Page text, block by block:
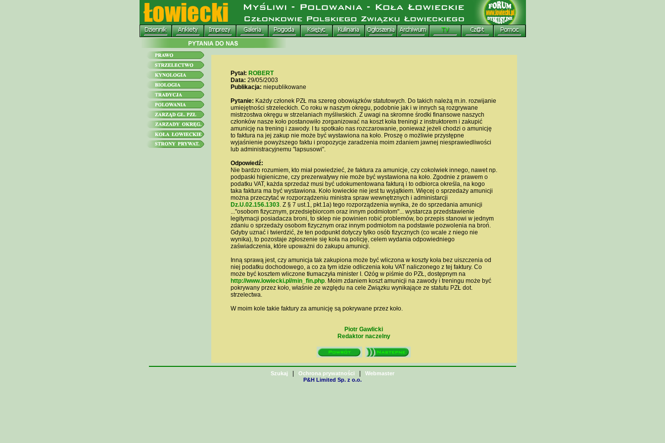
Pytał: ROBERT
Data: 29/05/2003
Publikacja: niepublikowane
Pytanie: Każdy członek PZŁ ma szereg obowiązków statutowych. Do takich należą m.in. rozwijanie
umiejętności strzeleckich. Co roku w naszym okręgu, podobnie jak i w innych są rozgrywane
mistrzostwa okręgu w strzelaniach myśliwskich. Z uwagi na skromne środki finansowe naszych
członków nasze koło postanowiło zorganizować na koszt koła treningi z instruktorem i zakupić
amunicję na trening i zawody. I tu spotkało nas rozczarowanie, ponieważ jeżeli chodzi o amunicję
to faktura na jej zakup nie może być wystawiona na koło. Proszę o możliwie przystępne
wyjaśnienie powyższego faktu i propozycje zaradzenia moim zdaniem jawnej niesprawiedliwości
lub administracyjnemu "lapsusowi".
Odpowiedź:
Nie bardzo rozumiem, kto miał powiedzieć, że faktura za amunicje, czy cokolwiek innego, nawet np.
podpaski higieniczne, czy prezerwatywy nie może być wystawiona na koło. Zgodnie z prawem o
podatku VAT, każda sprzedaż musi być udokumentowana fakturą i to odbiorca określa, na kogo
taka faktura ma być wystawiona. Koło łowieckie nie jest tu wyjątkiem. Więcej o sprzedaży amunicji
można przeczytać w rozporządzeniu ministra spraw wewnętrznych i administarcji
Dz.U.02.156.1303. Z § 7 ust.1, pkt.1a) tego rozporządzenia wynika, że do sprzedania amunicji
..."osobom fizycznym, przedsiębiorcom oraz innym podmiotom"... wystarcza przedstawienie
legitymacji posiadacza broni, to sklep nie powinien robić problemów, bo przepis stanowi w jednym
zdaniu o sprzedaży osobom fizycznym oraz innym podmiotom na podstawie pozwolenia na broń.
Gdyby uznać i twierdzić, że ten podpunkt dotyczy tylko osób fizycznych (co wcale z niego nie
wynika), to pozostaje zgłoszenie się koła na policję, celem wydania odpowiedniego
zaświadczenia, które upoważni do zakupu amunicji.
Inną sprawą jest, czy amunicja tak zakupiona może być wliczona w koszty koła bez uiszczenia od
niej podatku dochodowego, a co za tym idzie odliczenia kołu VAT naliczonego z tej faktury. Co
może być kosztem wliczone tłumaczyła minister I. Ożóg w piśmie do PZŁ, dostępnym na
http://www.lowiecki.pl/min_fin.php. Moim zdaniem koszt amunicji na zawody i treningu może być
pokrywany przez koło, właśnie ze względu na cele Związku wynikające ze statutu PZŁ dot.
strzelectwa.
W moim kole takie faktury za amunicję są pokrywane przez koło.
Piotr Gawlicki
Redaktor naczelny
Szukaj Ochrona prywatności
Webmaster
P&H Limited Sp. z o.o.